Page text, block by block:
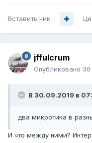
Вставить ник
jffulcrum
Опубликовано 30
В 30.09.2019 в
два микротика в
И что между ними?